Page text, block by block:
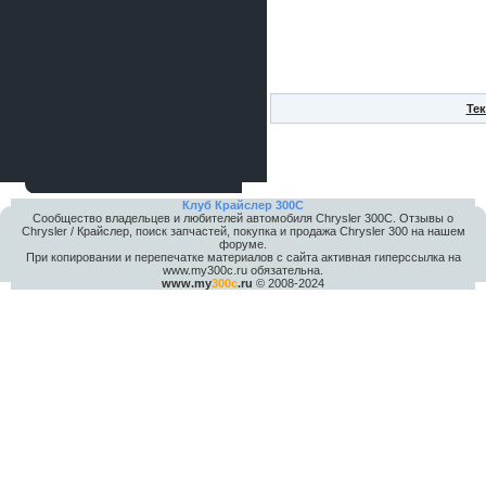
Клуб Крайслер 300C
Сообщество владельцев и любителей автомобиля Chrysler 300С. Отзывы о
Chrysler / Крайслер, поиск запчастей, покупка и продажа Chrysler 300 на нашем
форуме.
При копировании и перепечатке материалов с сайта активная гиперссылка на
www.my300c.ru обязательна.
www.my300c.ru © 2008-2024